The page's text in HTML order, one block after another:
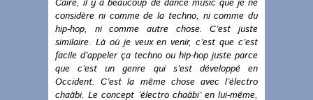
Caire, il y a beaucoup de dance music que je ne
considère ni comme de la techno, ni comme du
hip-hop, ni comme autre chose. C’est juste
similaire. Là où je veux en venir, c’est que c’est
facile d’appeler ça techno ou hip-hop juste parce
que c’est un genre qui s’est développé en
Occident. C’est la même chose avec l’électro
chaâbi. Le concept ‘électro chaâbi’ en lui-même,